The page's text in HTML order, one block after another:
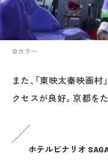
©カラー
また、「東映太秦映画
クセスが良好。京都を
ホテルビナリオ